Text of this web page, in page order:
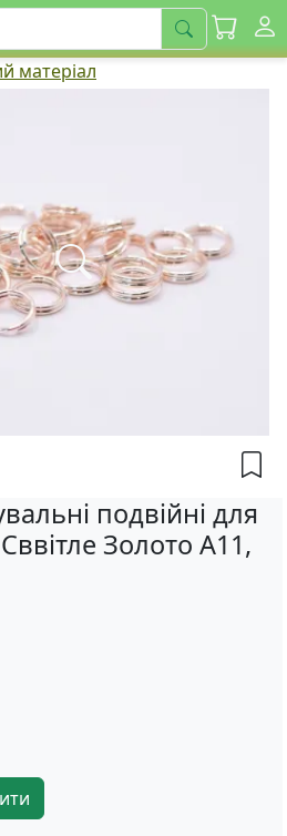
матеріал
подвійні для
Золото А11,